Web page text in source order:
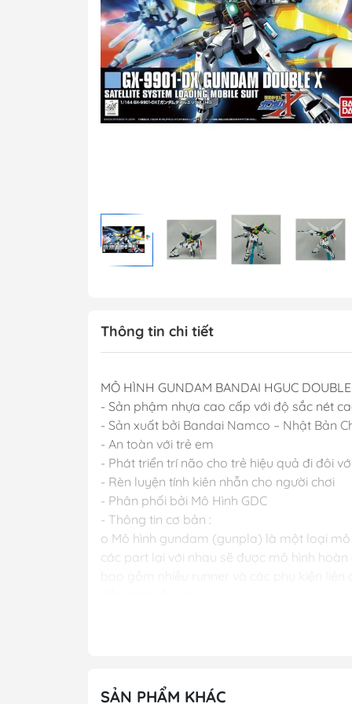
MG 1/100
Grade)
MGEX Gundam (
Grade Ver.ka)
PG Gundam
Grade)
Gundam Jijia
Thông tin chi tiết
MÔ HÌNH GUNDAM BANDAI HGUC
- Sản phậm nhựa cao cấp với độ sắc nét
- Sản xuất bởi Bandai Namco – Nhật Bản
- An toàn với trẻ em
- Phát triển trí não cho trẻ hiệu quả đi đôi
- Rèn luyện tính kiên nhẫn cho người chơi
- Phân phối bởi Mô Hình GDC
- Thông tin cơ bản :
o Mô hình gundam (gunpla) là một loại
các part lại với nhau sẽ được mô hình
THƯƠNG HIỆU : BANDAI – NHẬT BẢN
SẢN PHẨM KHÁC